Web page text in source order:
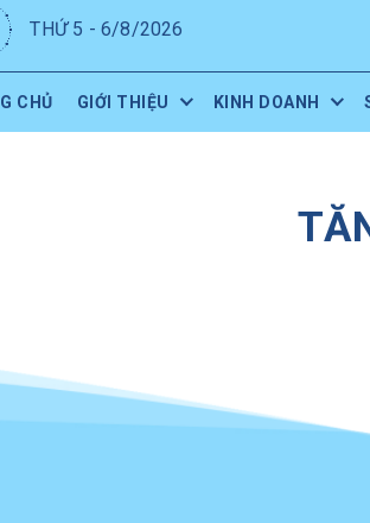
CHỦ GIỚI THIỆU KINH DOANH
THỨ 5 - 6/8/2026